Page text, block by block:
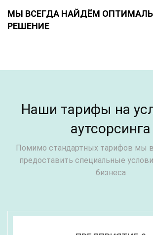
МЫ ВСЕГДА НАЙДЁМ
РЕШЕНИЕ
Наши тарифы на
аутсорсинга
Помимо стандартных тарифов мы
предоставить специальные
бизнеса